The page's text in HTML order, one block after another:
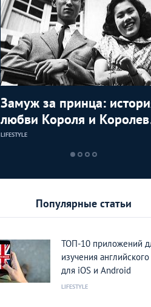
Замуж за принца:
любви Короля и
Тайланда
LIFESTYLE
Популярные статьи
ТОП-10 приложений
изучения
для iOS и Android
LIFESTYLE